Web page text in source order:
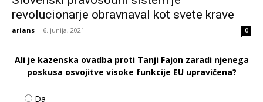
revolucionarje obravnaval kot svete krave
arians - 6. junija, 2021 0
Ali je kazenska ovadba proti Tanji Fajon zaradi njenega
poskusa osvojitve visoke funkcije EU upravičena?
Da